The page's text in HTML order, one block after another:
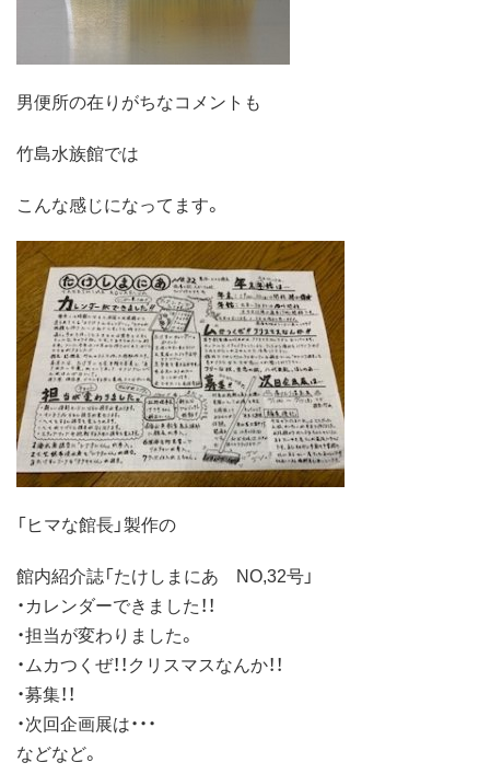
男便所の在りがちなコメントも
竹島水族館では
こんな感じになってます。
「ヒマな館長」製作の
館内紹介誌「たけしまにあ NO,32号」
・カレンダーできました！！
・担当が変わりました。
・ムカつくぜ！！クリスマスなんか！！
・募集！！
・次回企画展は・・・
などなど。